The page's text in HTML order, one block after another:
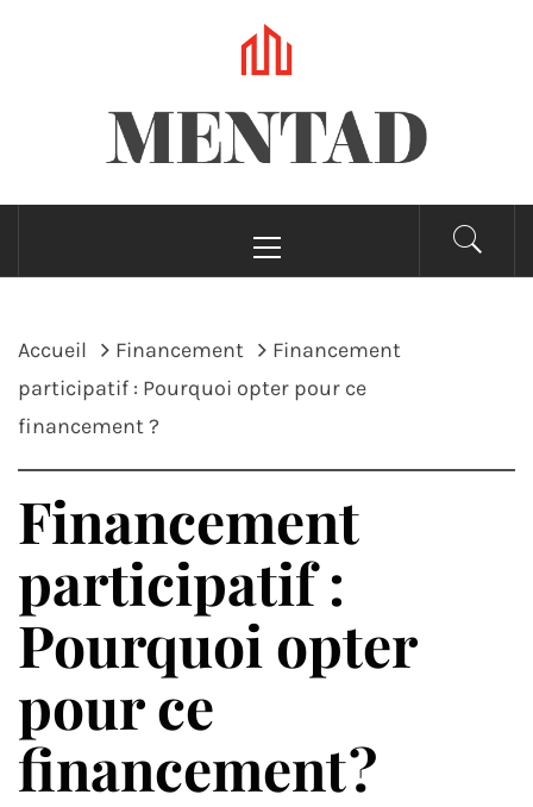
MENTAD
principal
Accueil Financement
Financement
participatif : Pourquoi opter pour ce
financement ?
Financement
participatif :
Pourquoi opter
pour ce
financement ?